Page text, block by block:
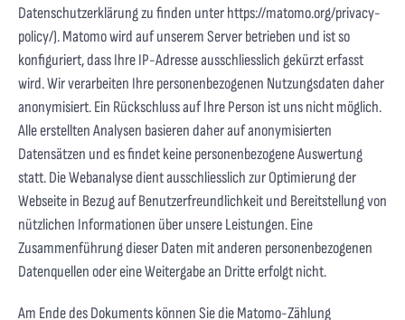
Datenschutzerklärung zu finden unterhttps://matomo.org/privacy-
policy/). Matomo wird auf unserem Server betrieben und ist so
konfiguriert, dass Ihre IP-Adresse ausschliesslich gekürzt erfasst
wird. Wir verarbeiten Ihre personenbezogenen Nutzungsdaten daher
anonymisiert. Ein Rückschluss auf Ihre Person ist uns nicht möglich.
Alle erstellten Analysen basieren daher auf anonymisierten
Datensätzen und es findet keine personenbezogene Auswertung
statt. Die Webanalyse dient ausschliesslich zur Optimierung der
Webseite in Bezug auf Benutzerfreundlichkeit und Bereitstellung von
nützlichen Informationen über unsere Leistungen. Eine
Zusammenführung dieser Daten mit anderen personenbezogenen
Datenquellen oder eine Weitergabe an Dritte erfolgt nicht.
Am Ende des Dokuments können Sie die Matomo-Zählung